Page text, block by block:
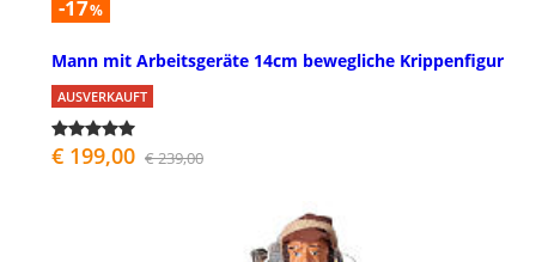
-17%
Mann mit Arbeitsgeräte 14cm bewegliche Krippenfigur
AUSVERKAUFT
€ 199,00 € 239,00